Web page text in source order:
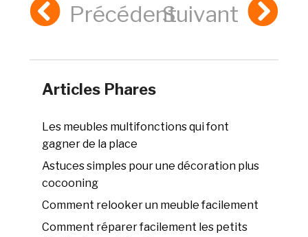
PrécédentSuivant
Articles Phares
Les meubles multifonctions qui font
gagner de la place
Astuces simples pour une décoration plus
cocooning
Comment relooker un meuble facilement
Comment réparer facilement les petits